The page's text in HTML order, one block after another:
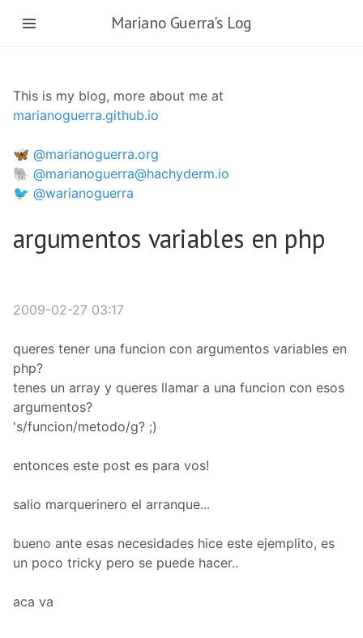
Mariano Guerra's Log
This is my blog, more about me at
marianoguerra.github.io
🦋 @marianoguerra.org
🐘 @marianoguerra@hachyderm.io
🐦 @warianoguerra
argumentos variables en php
2009-02-27 03:17
queres tener una funcion con argumentos variables en
php?
tenes un array y queres llamar a una funcion con esos
argumentos?
's/funcion/metodo/g? ;)
entonces este post es para vos!
salio marquerinero el arranque...
bueno ante esas necesidades hice este ejemplito, es
un poco tricky pero se puede hacer..
aca va